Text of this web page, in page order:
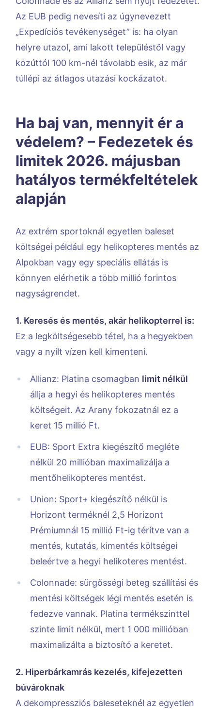
Az EUB pedig nevesíti az úgynevezett
„Expedíciós tevékenységet” is: ha olyan
helyre utazol, ami lakott településtől vagy
közúttól 100 km-nél távolabb esik, az már
túllépi az átlagos utazási kockázatot.
Ha baj van, mennyit ér a
védelem? – Fedezetek és
limitek 2026. májusban
hatályos termékfeltételek
alapján
Az extrém sportoknál egyetlen baleset
költségei például egy helikopteres mentés az
Alpokban vagy egy speciális ellátás is
könnyen elérhetik a több millió forintos
nagyságrendet.
1. Keresés és mentés, akár helikopterrel is:
Ez a legköltségesebb tétel, ha a hegyekben
vagy a nyílt vízen kell kimenteni.
Allianz: Platina csomagban limit nélkül
állja a hegyi és helikopteres mentés
költségeit. Az Arany fokozatnál ez a
keret 15 millió Ft.
EUB: Sport Extra kiegészítő megléte
nélkül 20 millióban maximalizálja a
mentőhelikopteres mentést.
Union: Sport+ kiegészítő nélkül is
Horizont terméknél 2,5 Horizont
Prémiumnál 15 millió Ft-ig térítve van a
mentés, kutatás, kimentés költségei
beleértve a hegyi helikoteres mentést.
Colonnade: sürgősségi beteg szállítási és
mentési költségek légi mentés esetén is
fedezve vannak. Platina termékszinttel
szinte limit nélkül, mert 1 000 millióban
maximalizálta a biztosító a keretet.
2. Hiperbárkamrás kezelés, kifejezetten
búvároknak
A dekompressziós baleseteknél az egyetlen